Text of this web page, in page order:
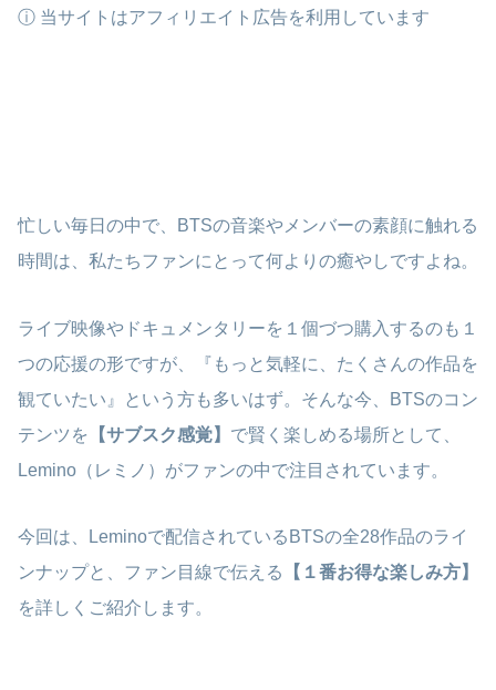
ⓘ 当サイトはアフィリエイト広告を利用しています
忙しい毎日の中で、BTSの音楽やメンバーの素顔に触れる
時間は、私たちファンにとって何よりの癒やしですよね。
ライブ映像やドキュメンタリーを１個づつ購入するのも１
つの応援の形ですが、『もっと気軽に、たくさんの作品を
観ていたい』という方も多いはず。そんな今、BTSのコン
テンツを
【サブスク感覚】 で賢く楽しめる場所として、
Lemino（レミノ）がファンの中で注目されています。
今回は、Leminoで配信されているBTSの全28作品のライ
ンナップと、ファン目線で伝える
【１番お得な楽しみ方】
を詳しくご紹介します。